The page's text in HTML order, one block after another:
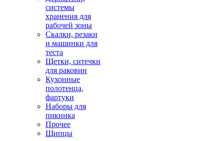
системы
хранения для
рабочей зоны
Скалки, резаки
и машинки для
теста
Щетки, ситечки
для раковин
Кухонные
полотенца,
фартуки
Наборы для
пикника
Прочее
Щипцы